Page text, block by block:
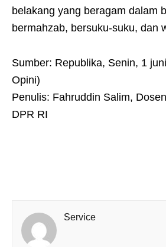
belakang yang beragam dalam
bermahzab, bersuku-suku, dan
Sumber: Republika, Senin, 1
Opini)
Penulis: Fahruddin Salim,
DPR RI
Service